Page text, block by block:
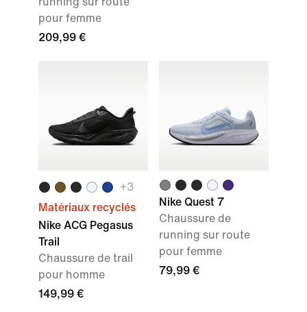
pour femme
209,99 €
+3
Matériaux recyclés
Nike ACG Pegasus
Trail
Chaussure de trail
pour homme
149,99 €
Nike Quest 7
Chaussure de
running sur route
pour femme
79,99 €